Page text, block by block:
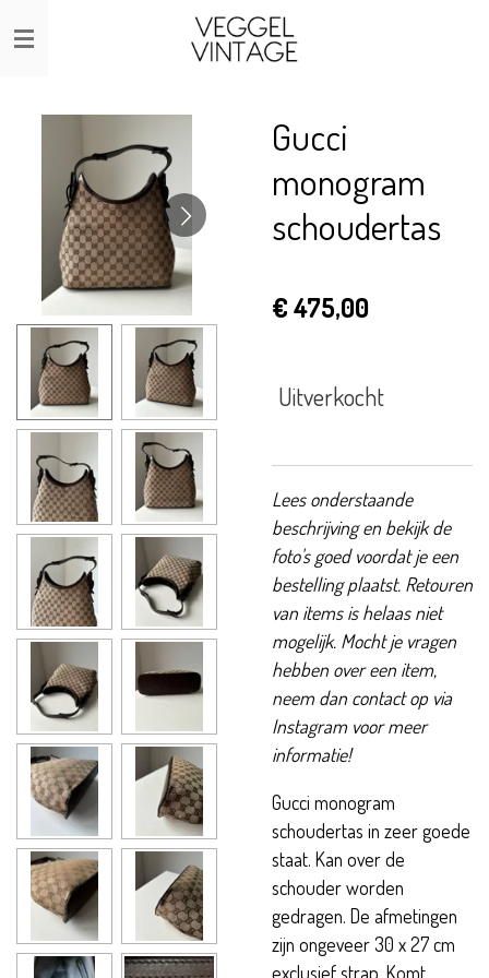
Ga
direct
Gucci
monogram
schoudertas
€ 475,00
Uitverkocht
Lees onderstaande
beschrijving en bekijk de
foto's goed voordat je een
bestelling plaatst. Retouren
van items is helaas niet
mogelijk. Mocht je vragen
hebben over een item,
neem dan contact op via
Instagram voor meer
informatie!
Gucci monogram
schoudertas in zeer goede
staat. Kan over de
schouder worden
gedragen. De afmetingen
zijn ongeveer 30 x 27 cm
exclusief strap. Komt